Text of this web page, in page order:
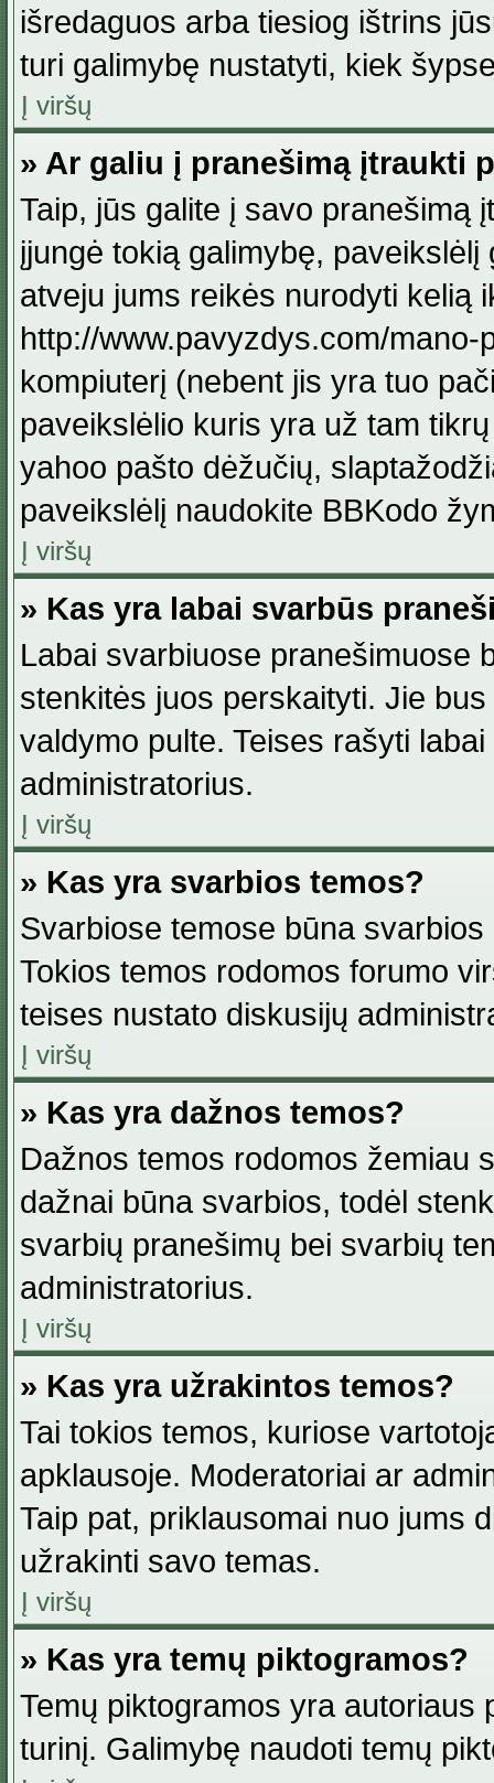
išredaguos arba tiesiog ištrins
turi galimybę nustatyti, kiek
Į viršų
» Ar galiu į pranešimą įtraukti
Taip, jūs galite į savo pranešimą
įjungė tokią galimybę,
atveju jums reikės nurodyti kelią
http://www.pavyzdys.com/
kompiuterį (nebent jis yra tuo
paveikslėlio kuris yra už tam
yahoo pašto dėžučių,
paveikslėlį naudokite BBKodo
Į viršų
» Kas yra labai svarbūs
Labai svarbiuose pranešimuose
stenkitės juos perskaityti. Jie
valdymo pulte. Teises rašyti
administratorius.
Į viršų
» Kas yra svarbios temos?
Svarbiose temose būna
Tokios temos rodomos forumo
teises nustato diskusijų
Į viršų
» Kas yra dažnos temos?
Dažnos temos rodomos žemiau
dažnai būna svarbios, todėl
svarbių pranešimų bei svarbių
administratorius.
Į viršų
» Kas yra užrakintos temos?
Tai tokios temos, kuriose
apklausoje. Moderatoriai ar
Taip pat, priklausomai nuo jums
užrakinti savo temas.
Į viršų
» Kas yra temų piktogramos?
Temų piktogramos yra autoriaus
turinį. Galimybę naudoti temų